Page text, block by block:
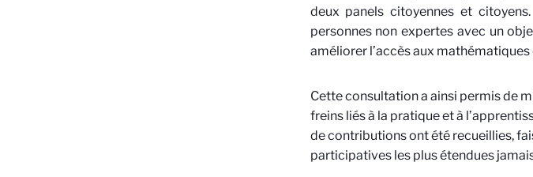
deux panels citoyennes et
personnes non expertes avec un
améliorer l’accès aux
Cette consultation a ainsi permis de
freins liés à la pratique et à
de contributions ont été recueillies,
participatives les plus étendues